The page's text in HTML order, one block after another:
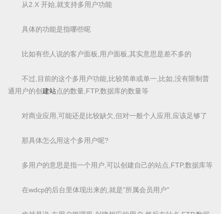
从2.X 开始,就支持多用户功能
具体的功能是指哪些呢
比如有些人说的客户面板,用户面板,其实意思是差不多的
不过,目前的这个多用户功能,比较简单或单一,比如,没有限制普
通用户的创 建站点的数量,FTP,数据库的数量等
对商业应用,可能还是比较缺欠,但对一般个人应用,应该足够了
那具体怎么用这个多用户呢?
多用户的意思是指一个用户,可以创建自己的站点,FTP,数据库等
在wdcp的后台里体现出来的,就是"所属会员用户"